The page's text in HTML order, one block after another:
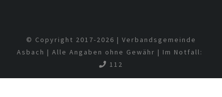
© Copyright 2017-2026 | Verbandsgemeinde
Asbach | Alle Angaben ohne Gewähr | Im Notfall:
112